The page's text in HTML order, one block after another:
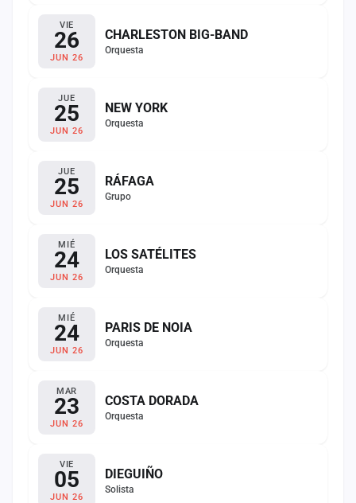
VIE
26
JUN 26
CHARLESTON BIG-BAND
Orquesta
JUE
25
JUN 26
NEW YORK
Orquesta
JUE
25
JUN 26
RÁFAGA
Grupo
MIÉ
24
JUN 26
LOS SATÉLITES
Orquesta
MIÉ
24
JUN 26
PARIS DE NOIA
Orquesta
MAR
23
JUN 26
COSTA DORADA
Orquesta
VIE
05
JUN 26
DIEGUIÑO
Solista